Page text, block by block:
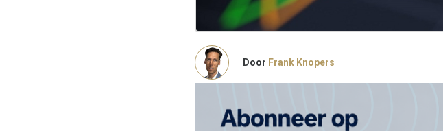
Door Frank Knopers